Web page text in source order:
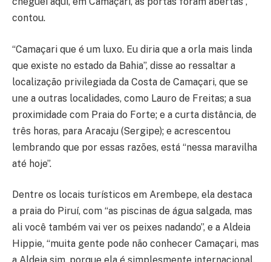
contou.
“Camaçari que é um luxo. Eu diria que a orla mais linda
que existe no estado da Bahia”, disse ao ressaltar a
localização privilegiada da Costa de Camaçari, que se
une a outras localidades, como Lauro de Freitas; a sua
proximidade com Praia do Forte; e a curta distância, de
três horas, para Aracaju (Sergipe); e acrescentou
lembrando que por essas razões, está “nessa maravilha
até hoje”.
Dentre os locais turísticos em Arembepe, ela destaca
a praia do Piruí, com “as piscinas de água salgada, mas
ali você também vai ver os peixes nadando”, e a Aldeia
Hippie, “muita gente pode não conhecer Camaçari, mas